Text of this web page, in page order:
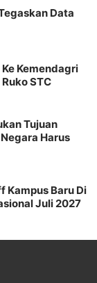
Data
Kemendagri
STC
Tujuan
Harus
Kampus Baru Di
Juli 2027